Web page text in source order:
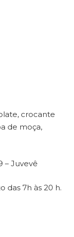
crocante
de moça,
– Juvevê
das 7h às 20 h.